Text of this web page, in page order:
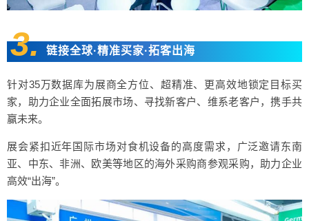
3. 链接全球·精准买家·拓客出海
针对35万数据库为展商全方位、超精准、更高效地锁定目标买
家，助力企业全面拓展市场、寻找新客户、维系老客户，携手共
赢未来。
展会紧扣近年国际市场对食机设备的高度需求，广泛邀请东南
亚、中东、非洲、欧美等地区的海外采购商参观采购，助力企业
高效“出海”。